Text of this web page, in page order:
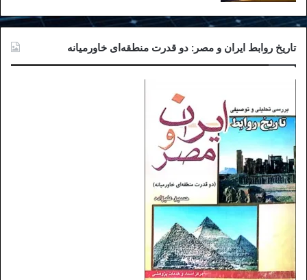
تاریخ روابط ایران و مصر: دو قدرت منطقه‌ای خاورمیانه